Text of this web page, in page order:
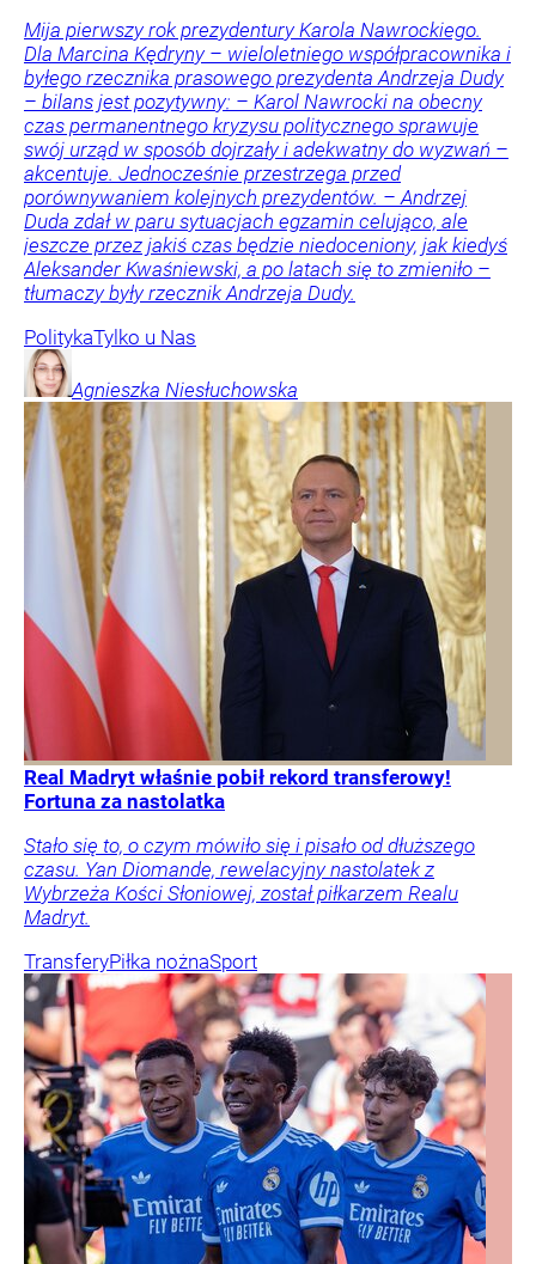
Mija pierwszy rok prezydentury Karola Nawrockiego.
Dla Marcina Kędryny – wieloletniego współpracownika i
byłego rzecznika prasowego prezydenta Andrzeja Dudy
– bilans jest pozytywny: – Karol Nawrocki na obecny
czas permanentnego kryzysu politycznego sprawuje
swój urząd w sposób dojrzały i adekwatny do wyzwań –
akcentuje. Jednocześnie przestrzega przed
porównywaniem kolejnych prezydentów. – Andrzej
Duda zdał w paru sytuacjach egzamin celująco, ale
jeszcze przez jakiś czas będzie niedoceniony, jak kiedyś
Aleksander Kwaśniewski, a po latach się to zmieniło –
tłumaczy były rzecznik Andrzeja Dudy.
PolitykaTylko u Nas
Agnieszka Niesłuchowska
Real Madryt właśnie pobił rekord transferowy!
Fortuna za nastolatka
Stało się to, o czym mówiło się i pisało od dłuższego
czasu. Yan Diomande, rewelacyjny nastolatek z
Wybrzeża Kości Słoniowej, został piłkarzem Realu
Madryt.
TransferyPiłka nożnaSport